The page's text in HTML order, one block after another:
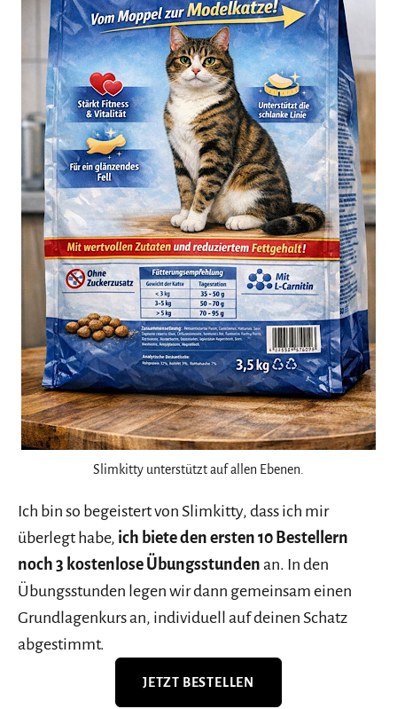
Slimkitty unterstützt auf allen Ebenen.
Ich bin so begeistert von Slimkitty, dass ich mir
überlegt habe, ich biete den ersten 10 Bestellern
noch 3 kostenlose Übungsstunden an. In den
Übungsstunden legen wir dann gemeinsam einen
Grundlagenkurs an, individuell auf deinen Schatz
abgestimmt.
JETZT BESTELLEN